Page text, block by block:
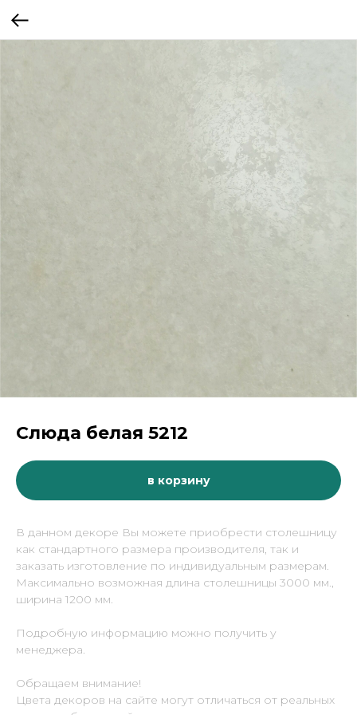
Слюда белая 5212
в корзину
В данном декоре Вы можете приобрести столешницу
как стандартного размера производителя, так и
заказать изготовление по индивидуальным размерам.
Максимально возможная длина столешницы 3000 мм.,
ширина 1200 мм.
Подробную информацию можно получить у
менеджера.
Обращаем внимание!
Цвета декоров на сайте могут отличаться от реальных